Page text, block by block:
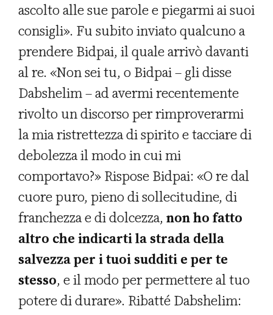
ascolto alle sue parole e piegarmi ai suoi
consigli». Fu subito inviato qualcuno a
prendere Bidpai, il quale arrivò davanti
al re. «Non sei tu, o Bidpai – gli disse
Dabshelim – ad avermi recentemente
rivolto un discorso per rimproverarmi
la mia ristrettezza di spirito e tacciare di
debolezza il modo in cui mi
comportavo?» Rispose Bidpai: «O re dal
cuore puro, pieno di sollecitudine, di
franchezza e di dolcezza, non ho fatto
altro che indicarti la strada della
salvezza per i tuoi sudditi e per te
stesso, e il modo per permettere al tuo
potere di durare». Ribatté Dabshelim: